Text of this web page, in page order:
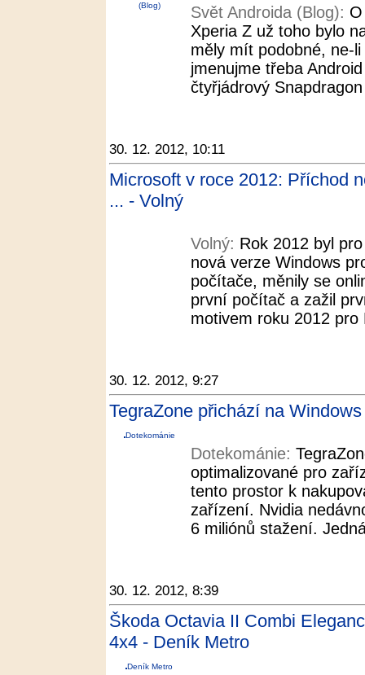
(Blog)
Svět Androida (Blog):
Xperia Z už toho bylo
měly mít podobné, ne-
jmenujme třeba
čtyřjádrový
30. 12. 2012, 10:11
Microsoft v roce 2012: Příchod
... - Volný
Volný: Rok 2012 byl
nová verze Windows
počítače, měnily se
první počítač a zažil
motivem roku 2012
30. 12. 2012, 9:27
TegraZone přichází na
Dotekománie
Dotekománie:
optimalizované pro
tento prostor k
zařízení. Nvidia
6 miliónů stažení.
30. 12. 2012, 8:39
Škoda Octavia II Combi
4x4 - Deník Metro
Deník Metro